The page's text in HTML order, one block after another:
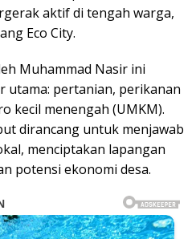
aktif di tengah warga,
Eco City.
Muhammad Nasir ini
utama: pertanian, perikanan
kecil menengah (UMKM).
dirancang untuk menjawab
menciptakan lapangan
potensi ekonomi desa.